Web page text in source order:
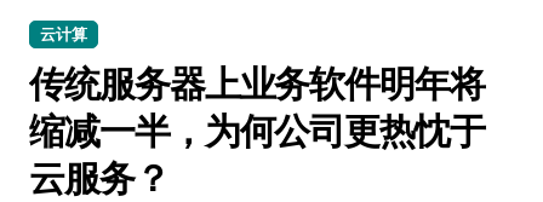
云计算
传统服务器上业务软件明年将
缩减一半，为何公司更热忱于
云服务？